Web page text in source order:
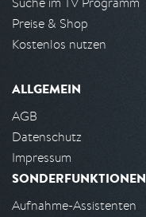
Preise & Shop
Kostenlos nutzen
ALLGEMEIN
AGB
Datenschutz
Impressum
SONDERFUNKTIONEN
Aufnahme-Assistenten